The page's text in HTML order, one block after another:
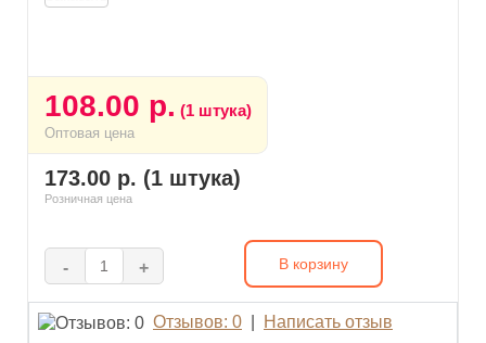
108.00 р. (1 штука)
Оптовая цена
173.00 р. (1 штука)
Розничная цена
- + В корзину
Отзывов: 0 Написать отзыв